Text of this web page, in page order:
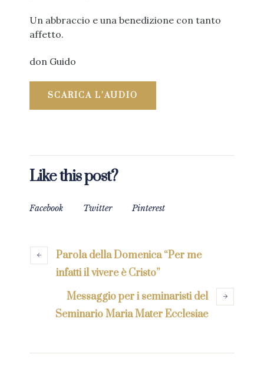
Un abbraccio e una benedizione con tanto
affetto.
don Guido
SCARICA L’AUDIO
Like this post?
Facebook Twitter Pinterest
Parola della Domenica “Per me
infatti il vivere è Cristo”
Messaggio per i seminaristi del
Seminario Maria Mater Ecclesiae